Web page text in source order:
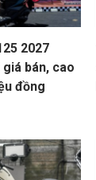
2027
bán, cao
đồng